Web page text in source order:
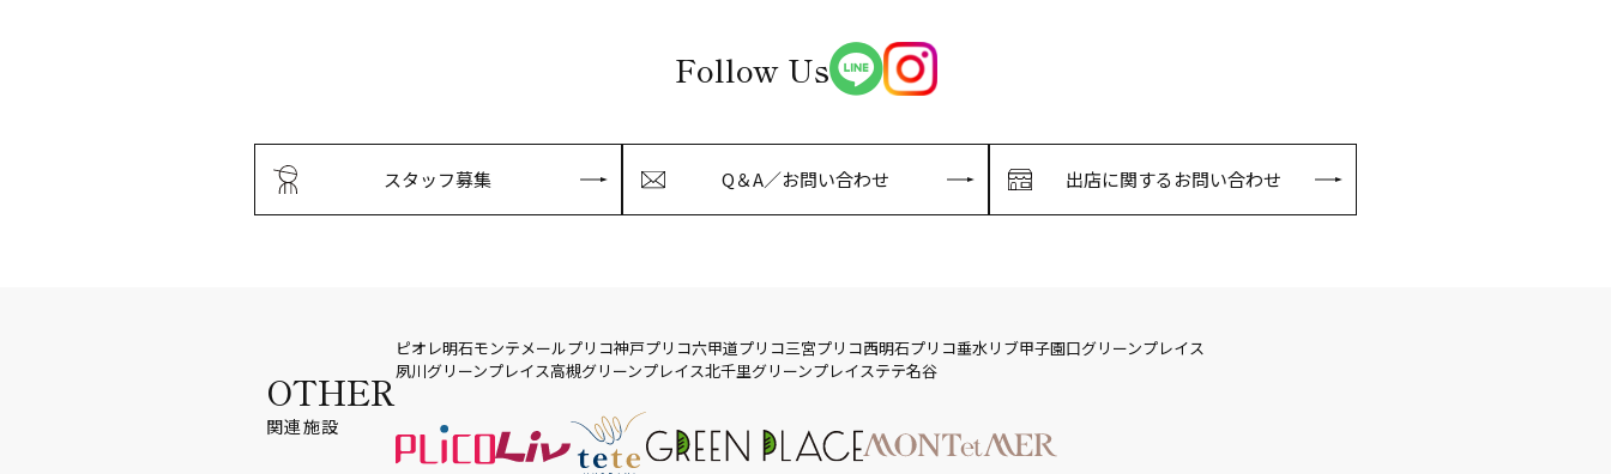
Follow Us
スタッフ募集 Q＆A／お問い合わせ 出店に関するお問い合わせ
OTHER
関連施設
ピオレ明石モンテメールプリコ神戸プリコ六甲道プリコ三宮プリコ西明石プリコ垂水 リブ甲子園口グリーンプレイス
夙川グリーンプレイス高槻グリーンプレイス北千里グリーンプレイステテ名谷